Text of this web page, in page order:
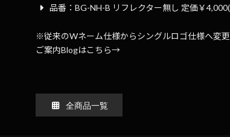
品番：BG-NH-B リフレクター無し 定価￥4,000
※従来のWネーム仕様からシングルロゴ仕様へ変
ご案内Blogはこちら→
全商品一覧